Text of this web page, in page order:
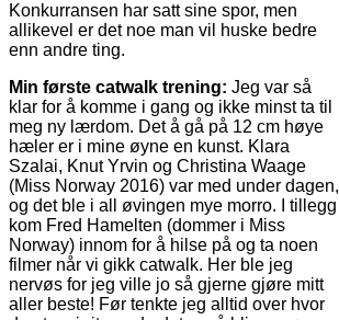
Konkurransen har satt sine spor, men
allikevel er det noe man vil huske bedre
enn andre ting.
Min første catwalk trening: Jeg var så
klar for å komme i gang og ikke minst ta til
meg ny lærdom. Det å gå på 12 cm høye
hæler er i mine øyne en kunst. Klara
Szalai, Knut Yrvin og Christina Waage
(Miss Norway 2016) var med under dagen,
og det ble i all øvingen mye morro. I tillegg
kom Fred Hamelten (dommer i Miss
Norway) innom for å hilse på og ta noen
filmer når vi gikk catwalk. Her ble jeg
nervøs for jeg ville jo så gjerne gjøre mitt
aller beste! Før tenkte jeg alltid over hvor